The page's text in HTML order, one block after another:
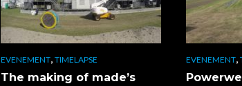
EVENEMENT, TIMELAPSE
The making of made’s
EVENEMENT,